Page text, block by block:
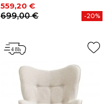
Prix
559,20 €
Prix de base
699,00 €
-20%